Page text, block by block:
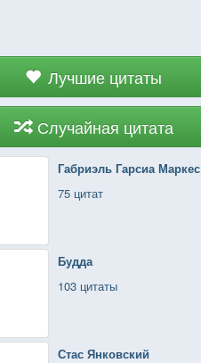
Лучшие цитаты
Случайная цитата
Габриэль Гарсиа Маркес
75 цитат
Будда
103 цитаты
Стас Янковский